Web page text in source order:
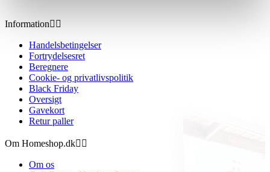
Information 
Handelsbetingelser
Fortrydelsesret
Beregnere
Cookie- og privatlivspolitik
Black Friday
Oversigt
Gavekort
Retur paller
Om Homeshop.dk 
Om os